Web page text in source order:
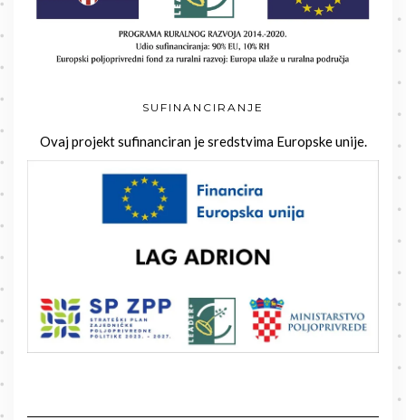
SUFINANCIRANJE
Ovaj projekt sufinanciran je sredstvima Europske unije.